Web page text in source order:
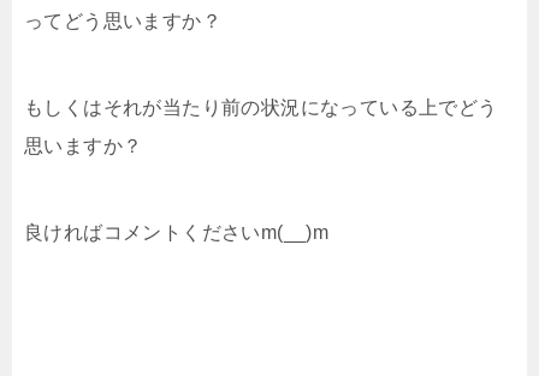
ってどう思いますか？
もしくはそれが当たり前の状況になっている上でどう
思いますか？
良ければコメントくださいm(__)m